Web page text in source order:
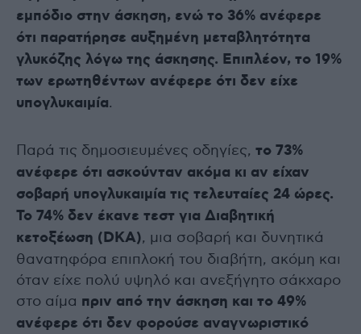
εμπόδιο στην άσκηση, ενώ το 36% ανέφερε
ότι παρατήρησε αυξημένη μεταβλητότητα
γλυκόζης λόγω της άσκησης. Επιπλέον, το 19%
των ερωτηθέντων ανέφερε ότι δεν είχε
υπογλυκαιμία.
Παρά τις δημοσιευμένες οδηγίες, το 73%
ανέφερε ότι ασκούνταν ακόμα κι αν είχαν
σοβαρή υπογλυκαιμία τις τελευταίες 24 ώρες.
Το 74% δεν έκανε τεστ για Διαβητική
κετοξέωση (DKA), μια σοβαρή και δυνητικά
θανατηφόρα επιπλοκή του διαβήτη, ακόμη και
όταν είχε πολύ υψηλό και ανεξήγητο σάκχαρο
στο αίμα πριν από την άσκηση και το 49%
ανέφερε ότι δεν φορούσε αναγνωριστικό